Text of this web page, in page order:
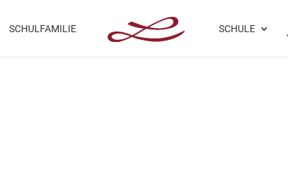
SCHULFAMILIE SCHULE